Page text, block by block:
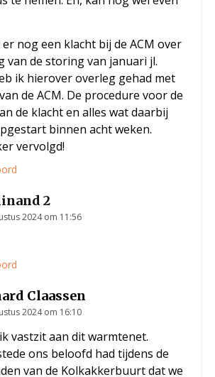
nog een klacht bij de ACM over
van de storing van januari jl.
ik hierover overleg gehad met
de ACM. De procedure voor de
de klacht en alles wat daarbij
binnen acht weken.
vervolgd!
2
2024 om 11:56
Claassen
2024 om 16:10
vastzit aan dit warmtenet.
ons beloofd had tijdens de
van de Kolkakkerbuurt dat we